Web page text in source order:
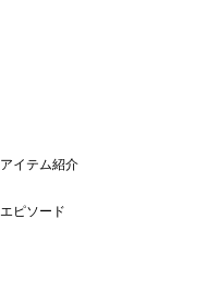
アイテム紹介
エピソード